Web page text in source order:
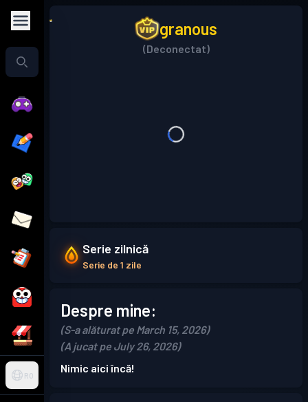
RO
granous
(Deconectat)
Serie zilnică
Serie de 1 zile
Despre mine:
(S-a alăturat pe March 15, 2026)
(A jucat pe July 26, 2026)
Nimic aici încă!